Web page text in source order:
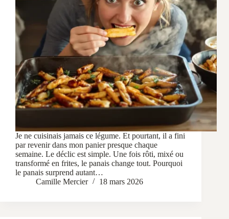
Je ne cuisinais jamais ce légume. Et pourtant, il a fini
par revenir dans mon panier presque chaque
semaine. Le déclic est simple. Une fois rôti, mixé ou
transformé en frites, le panais change tout. Pourquoi
le panais surprend autant…
Camille Mercier
18 mars 2026